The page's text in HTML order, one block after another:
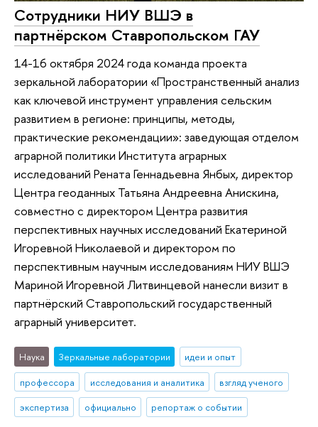
Сотрудники НИУ ВШЭ в
партнёрском Ставропольском ГАУ
14-16 октября 2024 года команда проекта
зеркальной лаборатории «Пространственный анализ
как ключевой инструмент управления сельским
развитием в регионе: принципы, методы,
практические рекомендации»: заведующая отделом
аграрной политики Института аграрных
исследований Рената Геннадьевна Янбых, директор
Центра геоданных Татьяна Андреевна Анискина,
совместно с директором Центра развития
перспективных научных исследований Екатериной
Игоревной Николаевой и директором по
перспективным научным исследованиям НИУ ВШЭ
Мариной Игоревной Литвинцевой нанесли визит в
партнёрский Ставропольский государственный
аграрный университет.
Наука Зеркальные лаборатории
идеи и опыт
профессора
исследования и аналитика
взгляд ученого
экспертиза
официально репортаж о событии